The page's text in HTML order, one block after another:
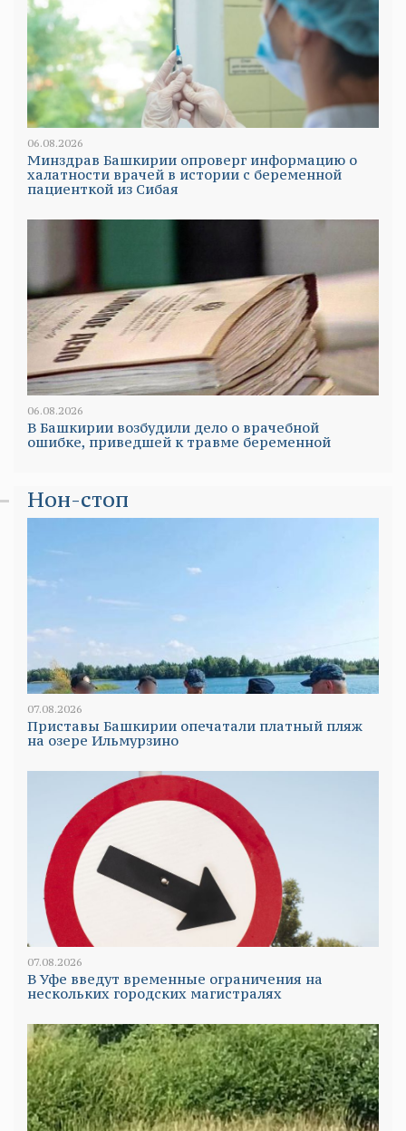
06.08.2026
Минздрав Башкирии опроверг информацию о
халатности врачей в истории с беременной
пациенткой из Сибая
06.08.2026
В Башкирии возбудили дело о врачебной
ошибке, приведшей к травме беременной
Нон-стоп
07.08.2026
Приставы Башкирии опечатали платный пляж
на озере Ильмурзино
07.08.2026
В Уфе введут временные ограничения на
нескольких городских магистралях